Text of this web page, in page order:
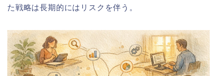
た戦略は長期的にはリスクを伴う。